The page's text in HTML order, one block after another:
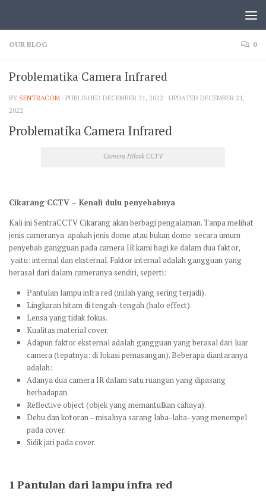
OUR BLOG 0
Problematika Camera Infrared
BY SENTRACOM · PUBLISHED DECEMBER 21, 2022 · UPDATED DECEMBER 21,
2022
Problematika Camera Infrared
Camera Hilook CCTV
Cikarang CCTV – Kenali dulu penyebabnya
Kali ini SentraCCTV Cikarang akan berbagi pengalaman. Tanpa melihat
jenis cameranya apakah jenis dome atau bukan dome secara umum
penyebab gangguan pada camera IR kami bagi ke dalam dua faktor,
yaitu: internal dan eksternal. Faktor internal adalah gangguan yang
berasal dari dalam cameranya sendiri, seperti:
Pantulan lampu infra red (inilah yang sering terjadi).
Lingkaran hitam di tengah-tengah (halo effect).
Lensa yang tidak fokus.
Kualitas material cover.
Adapun faktor eksternal adalah gangguan yang berasal dari luar
camera (tepatnya: di lokasi pemasangan). Beberapa diantaranya
adalah:
Adanya dua camera IR dalam satu ruangan yang dipasang
berhadapan.
Reflective object (objek yang memantulkan cahaya).
Debu dan kotoran – misalnya sarang laba-laba- yang menempel
pada cover.
Sidik jari pada cover.
1Pantulan dari lampu infra red